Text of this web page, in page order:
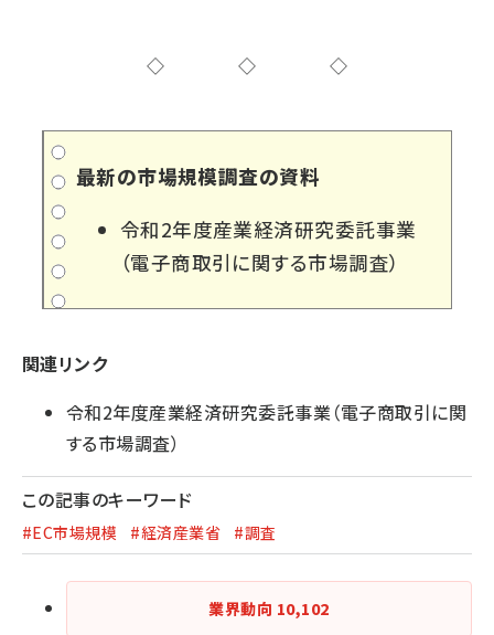
◇◇◇
最新の市場規模調査の資料
令和2年度産業経済研究委託事業
（電子商取引に関する市場調査）
関連リンク
令和2年度産業経済研究委託事業（電子商取引に関
する市場調査）
この記事のキーワード
#EC市場規模 #経済産業省 #調査
業界動向 10,102